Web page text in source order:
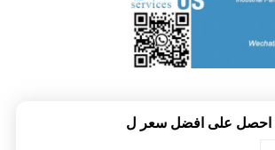
احصل على افضل سعر ل